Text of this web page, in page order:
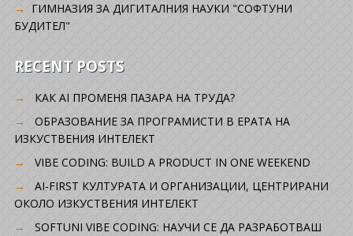
ГИМНАЗИЯ ЗА ДИГИТАЛНИЯ НАУКИ "СОФТУНИ
БУДИТЕЛ"
RECENT POSTS
КАК AI ПРОМЕНЯ ПАЗАРА НА ТРУДА?
ОБРАЗОВАНИЕ ЗА ПРОГРАМИСТИ В ЕРАТА НА
ИЗКУСТВЕНИЯ ИНТЕЛЕКТ
VIBE CODING: BUILD A PRODUCT IN ONE WEEKEND
AI-FIRST КУЛТУРАТА И ОРГАНИЗАЦИИ, ЦЕНТРИРАНИ
ОКОЛО ИЗКУСТВЕНИЯ ИНТЕЛЕКТ
SOFTUNI VIBE CODING: НАУЧИ СЕ ДА РАЗРАБОТВАШ